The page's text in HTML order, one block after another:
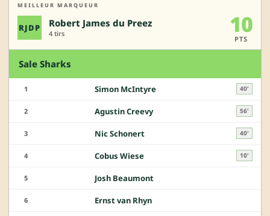
MEILLEUR MARQUEUR
RJDP Robert James du Preez
4 tirs 10
PTS
Sale Sharks
1 Simon McIntyre 40'
2 Agustin Creevy 56'
3 Nic Schonert 40'
4 Cobus Wiese 10'
5 Josh Beaumont
6 Ernst van Rhyn